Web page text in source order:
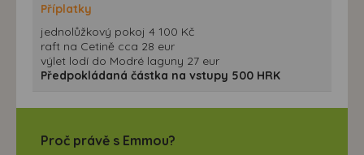
Příplatky
jednolůžkový pokoj 4 100 Kč
raft na Cetině cca 28 eur
výlet lodí do Modré laguny 27 eur
Předpokládaná částka na vstupy 500 HRK
Proč právě s Emmou?